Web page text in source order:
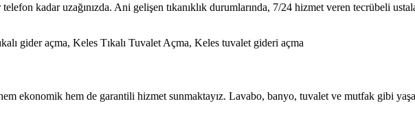
kadar uzağınızda. Ani gelişen tıkanıklık durumlarında, 7/24 hizmet veren tecrübeli
gider açma, Keles Tıkalı Tuvalet Açma, Keles tuvalet gideri açma
ekonomik hem de garantili hizmet sunmaktayız. Lavabo, banyo, tuvalet ve mutfak gibi